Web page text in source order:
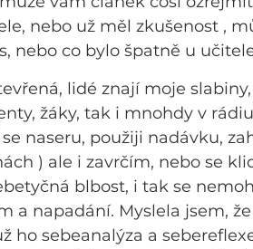
nebo už měl zkušenost ,
nebo co bylo špatně u
lidé znají moje
žáky, tak i mnohdy v
naseru, použiji nadávku,
) ale i zavrčím, nebo se
blbost, i tak se
a napadání. Myslela jsem,
ho sebeanalýza a